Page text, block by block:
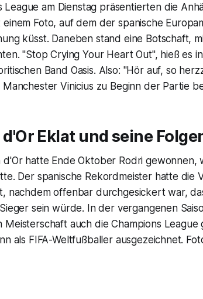
League am Dienstag präsentierten die
einem Foto, auf dem der spanische
küsst. Daneben stand eine Botschaft,
"Stop Crying Your Heart Out", hieß es
Band Oasis. Also: "Hör auf, so
Manchester Vinicius zu Beginn der Partie
Eklat und seine
d'Or hatte Ende Oktober Rodri gewonnen,
Der spanische Rekordmeister hatte die
nachdem offenbar durchgesickert war,
sein würde. In der vergangenen
Meisterschaft auch die Champions
als FIFA-Weltfußballer ausgezeichnet.